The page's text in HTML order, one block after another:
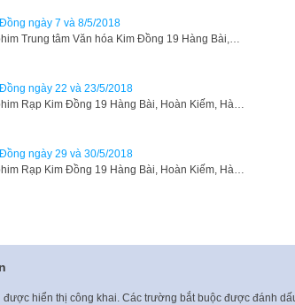
ngày 7 và 8/5/2018
Trung tâm Văn hóa Kim Đồng 19 Hàng Bài,…
ngày 22 và 23/5/2018
Rạp Kim Đồng 19 Hàng Bài, Hoàn Kiếm, Hà…
ngày 29 và 30/5/2018
Rạp Kim Đồng 19 Hàng Bài, Hoàn Kiếm, Hà…
được hiển thị công khai. Các trường bắt buộc được đánh